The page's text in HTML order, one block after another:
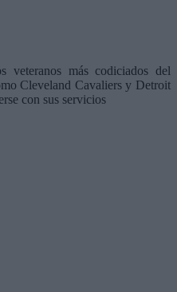
más codiciados del
Cleveland Cavaliers y Detroit
con sus servicios